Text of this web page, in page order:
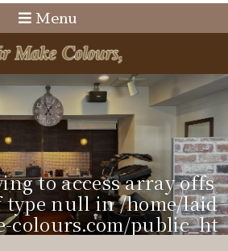
Menu
to access array offs
type null in/home/laid
colours.com/public_ht